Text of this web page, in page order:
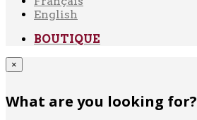
English
BOUTIQUE
×
What are you looking for?